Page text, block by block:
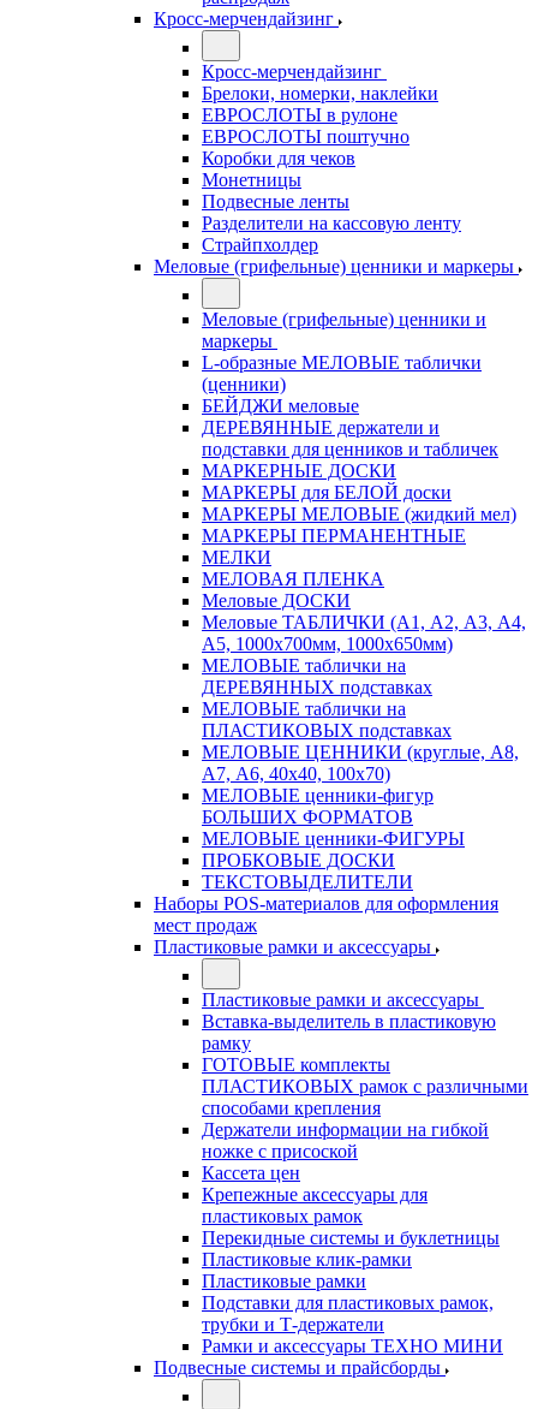
Кросс-мерчендайзинг
Кросс-мерчендайзинг
Брелоки, номерки, наклейки
ЕВРОСЛОТЫ в рулоне
ЕВРОСЛОТЫ поштучно
Коробки для чеков
Монетницы
Подвесные ленты
Разделители на кассовую ленту
Страйпхолдер
Меловые (грифельные) ценники и маркеры
Меловые (грифельные) ценники и
маркеры
L-образные МЕЛОВЫЕ таблички
(ценники)
БЕЙДЖИ меловые
ДЕРЕВЯННЫЕ держатели и
подставки для ценников и табличек
МАРКЕРНЫЕ ДОСКИ
МАРКЕРЫ для БЕЛОЙ доски
МАРКЕРЫ МЕЛОВЫЕ (жидкий мел)
МАРКЕРЫ ПЕРМАНЕНТНЫЕ
МЕЛКИ
МЕЛОВАЯ ПЛЕНКА
Меловые ДОСКИ
Меловые ТАБЛИЧКИ (А1, А2, А3, А4,
А5, 1000х700мм, 1000х650мм)
МЕЛОВЫЕ таблички на
ДЕРЕВЯННЫХ подставках
МЕЛОВЫЕ таблички на
ПЛАСТИКОВЫХ подставках
МЕЛОВЫЕ ЦЕННИКИ (круглые, А8,
А7, А6, 40х40, 100х70)
МЕЛОВЫЕ ценники-фигур
БОЛЬШИХ ФОРМАТОВ
МЕЛОВЫЕ ценники-ФИГУРЫ
ПРОБКОВЫЕ ДОСКИ
ТЕКСТОВЫДЕЛИТЕЛИ
Наборы POS-материалов для оформления
мест продаж
Пластиковые рамки и аксессуары
Пластиковые рамки и аксессуары
Вставка-выделитель в пластиковую
рамку
ГОТОВЫЕ комплекты
ПЛАСТИКОВЫХ рамок с различными
способами крепления
Держатели информации на гибкой
ножке с присоской
Кассета цен
Крепежные аксессуары для
пластиковых рамок
Перекидные системы и буклетницы
Пластиковые клик-рамки
Пластиковые рамки
Подставки для пластиковых рамок,
трубки и Т-держатели
Рамки и аксессуары ТЕХНО МИНИ
Подвесные системы и прайсборды